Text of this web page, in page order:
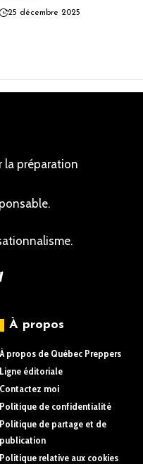
25 décembre 2025
la préparation
À propos
À propos de Québec Preppers
Ligne éditoriale
Contactez moi
Politique de confidentialité
Politique de partage et de
publication
Politique relative aux cookies